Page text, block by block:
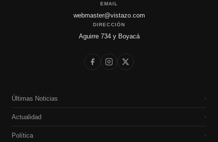
EMAIL
webmaster@vistazo.com
DIRECCIÓN
Aguirre 734 y Boyacá
Últimas Noticias ›
Actualidad ›
Política ›